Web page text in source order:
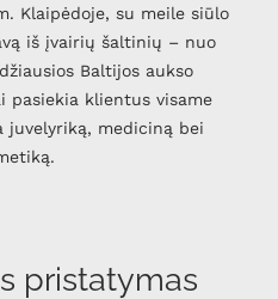
Klaipėdoje, su meile siūlo
iš įvairių šaltinių – nuo
Baltijos aukso
pasiekia klientus visame
mediciną bei
pristatymas